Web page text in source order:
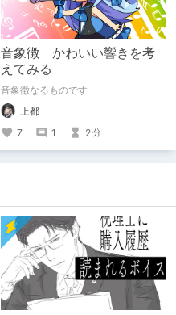
音象徴 かわいい響きを考
えてみる
音象徴なるものです
上都
7
1 2分